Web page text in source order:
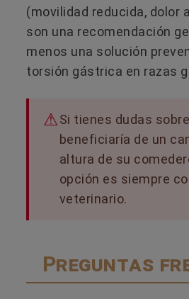
(movilidad reducida, dolor
son una recomendación
menos una solución
torsión gástrica en razas
Si tienes dudas
beneficiaría de un
altura de su
opción es siempre
veterinario.
Preguntas